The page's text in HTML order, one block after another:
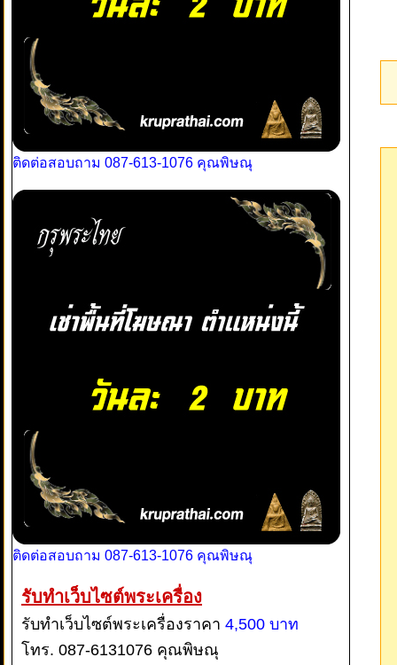
ติดต่อสอบถาม 087-613-1076 คุณพิษณุ
ติดต่อสอบถาม 087-613-1076 คุณพิษณุ
รับทำเว็บไซต์พระเครื่อง
รับทำเว็บไซต์พระเครื่องราคา 4,500 บาท
โทร. 087-6131076 คุณพิษณุ